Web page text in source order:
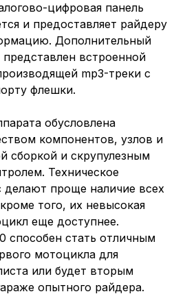
цифровая панель
и предоставляет райдеру
Дополнительный
встроенной
mp3-треки с
флешки.
обусловлена
компонентов, узлов и
сборкой и скрупулезным
Техническое
делают проще наличие всех
того, их невысокая
еще доступнее.
способен стать отличным
мотоцикла для
или будет вторым
опытного райдера.